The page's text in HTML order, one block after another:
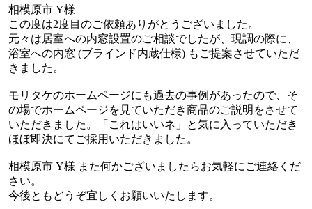
相模原市 Y様
この度は2度目のご依頼ありがとうございました。
元々は居室への内窓設置のご相談でしたが、現調の際に、
浴室への内窓 (ブラインド内蔵仕様) もご提案させていただ
きました。
モリタケのホームページにも過去の事例があったので、そ
の場でホームページを見ていただき商品のご説明をさせて
いただきました。「これはいいネ」と気に入っていただき
ほぼ即決にてご採用いただきました。
相模原市 Y様 また何かございましたらお気軽にご連絡くだ
さい。
今後ともどうぞ宜しくお願いいたします。